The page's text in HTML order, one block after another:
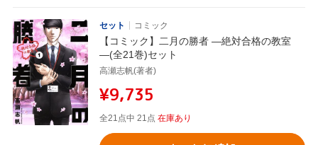
セット コミック
【コミック】二月の勝者 ―絶対合格の教室
―(全21巻)セット
高瀬志帆(著者)
¥9,735
全21点中 21点 在庫あり